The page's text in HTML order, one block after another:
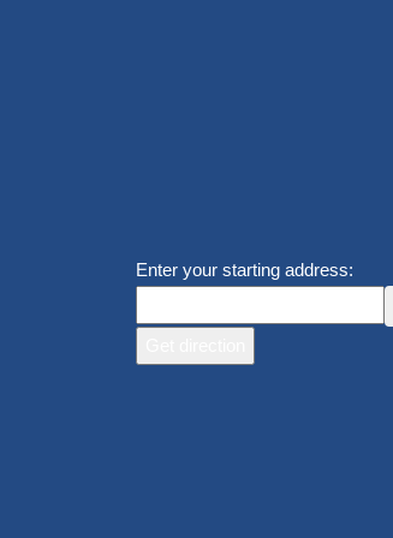
Enter your starting address: